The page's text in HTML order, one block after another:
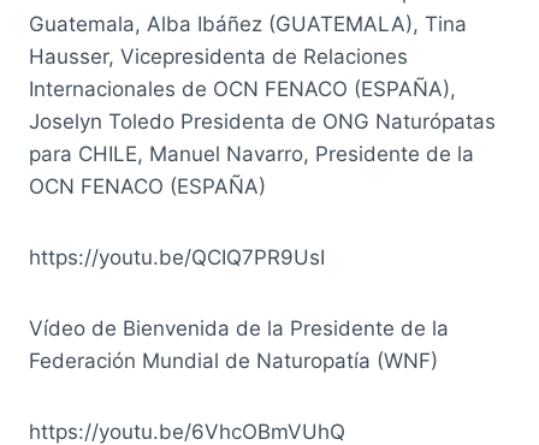
Guatemala, Alba Ibáñez (GUATEMALA), Tina
Hausser, Vicepresidenta de Relaciones
Internacionales de OCN FENACO (ESPAÑA),
Joselyn Toledo Presidenta de ONG Naturópatas
para CHILE, Manuel Navarro, Presidente de la
OCN FENACO (ESPAÑA)
https://youtu.be/QCIQ7PR9UsI
Vídeo de Bienvenida de la Presidente de la
Federación Mundial de Naturopatía (WNF)
https://youtu.be/6VhcOBmVUhQ